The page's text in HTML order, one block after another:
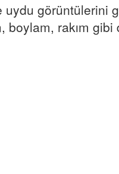
uydu görüntülerini
rakım